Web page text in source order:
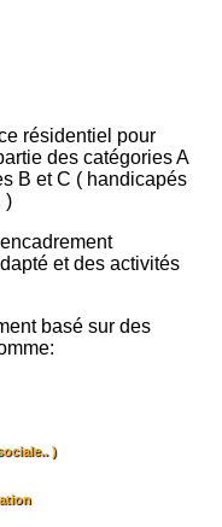
résidentiel pour
des catégories A
B et C ( handicapés
)
et des activités
basé sur des
)